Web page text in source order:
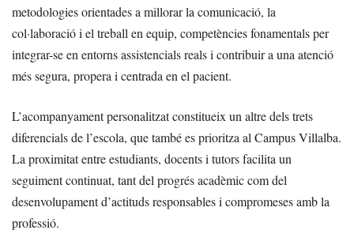
metodologies orientades a millorar la comunicació, la
col·laboració i el treball en equip, competències fonamentals per
integrar-se en entorns assistencials reals i contribuir a una atenció
més segura, propera i centrada en el pacient.
L’acompanyament personalitzat constitueix un altre dels trets
diferencials de l’escola, que també es prioritza al Campus Villalba.
La proximitat entre estudiants, docents i tutors facilita un
seguiment continuat, tant del progrés acadèmic com del
desenvolupament d’actituds responsables i compromeses amb la
professió.